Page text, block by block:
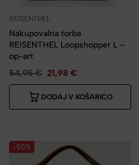
REISENTHEL
Nakupovalna torba
REISENTHEL Loopshopper L –
op-art
54,95€ 21,98 €
DODAJ V KOŠARICO
-50%